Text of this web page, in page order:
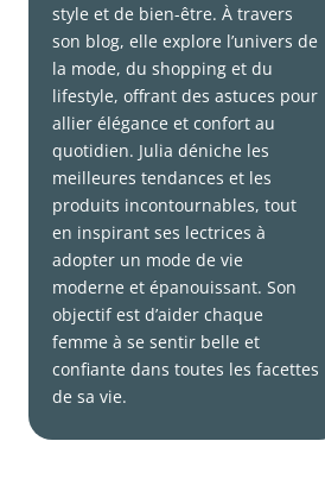
style et de bien-être. À travers
son blog, elle explore l’univers de
la mode, du shopping et du
lifestyle, offrant des astuces pour
allier élégance et confort au
quotidien. Julia déniche les
meilleures tendances et les
produits incontournables, tout
en inspirant ses lectrices à
adopter un mode de vie
moderne et épanouissant. Son
objectif est d’aider chaque
femme à se sentir belle et
confiante dans toutes les facettes
de sa vie.